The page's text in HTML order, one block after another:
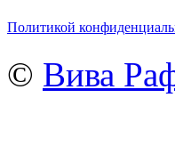
Политикой
© Вива